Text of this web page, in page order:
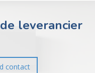
leverancier
contact